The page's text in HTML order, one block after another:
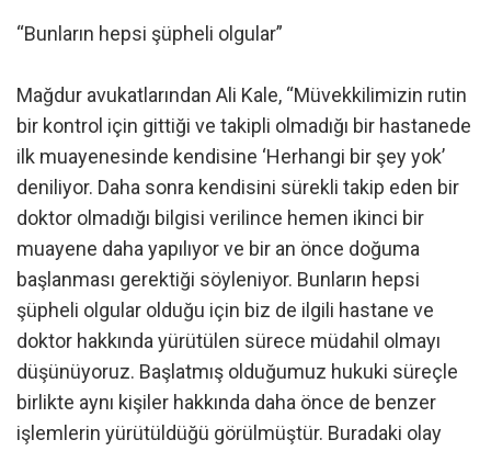
“Bunların hepsi şüpheli olgular”
Mağdur avukatlarından Ali Kale, “Müvekkilimizin rutin
bir kontrol için gittiği ve takipli olmadığı bir hastanede
ilk muayenesinde kendisine ‘Herhangi bir şey yok’
deniliyor. Daha sonra kendisini sürekli takip eden bir
doktor olmadığı bilgisi verilince hemen ikinci bir
muayene daha yapılıyor ve bir an önce doğuma
başlanması gerektiği söyleniyor. Bunların hepsi
şüpheli olgular olduğu için biz de ilgili hastane ve
doktor hakkında yürütülen sürece müdahil olmayı
düşünüyoruz. Başlatmış olduğumuz hukuki süreçle
birlikte aynı kişiler hakkında daha önce de benzer
işlemlerin yürütüldüğü görülmüştür. Buradaki olay